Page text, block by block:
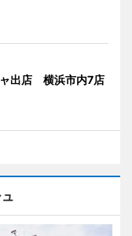
ャ出店 横浜市内7店